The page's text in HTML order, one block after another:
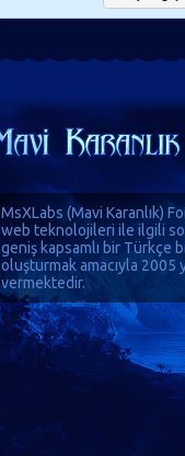
MsXLabs (Mavi Karanlık)
web teknolojileri ile ilgili
geniş kapsamlı bir Türkçe
oluşturmak amacıyla 2005
vermektedir.